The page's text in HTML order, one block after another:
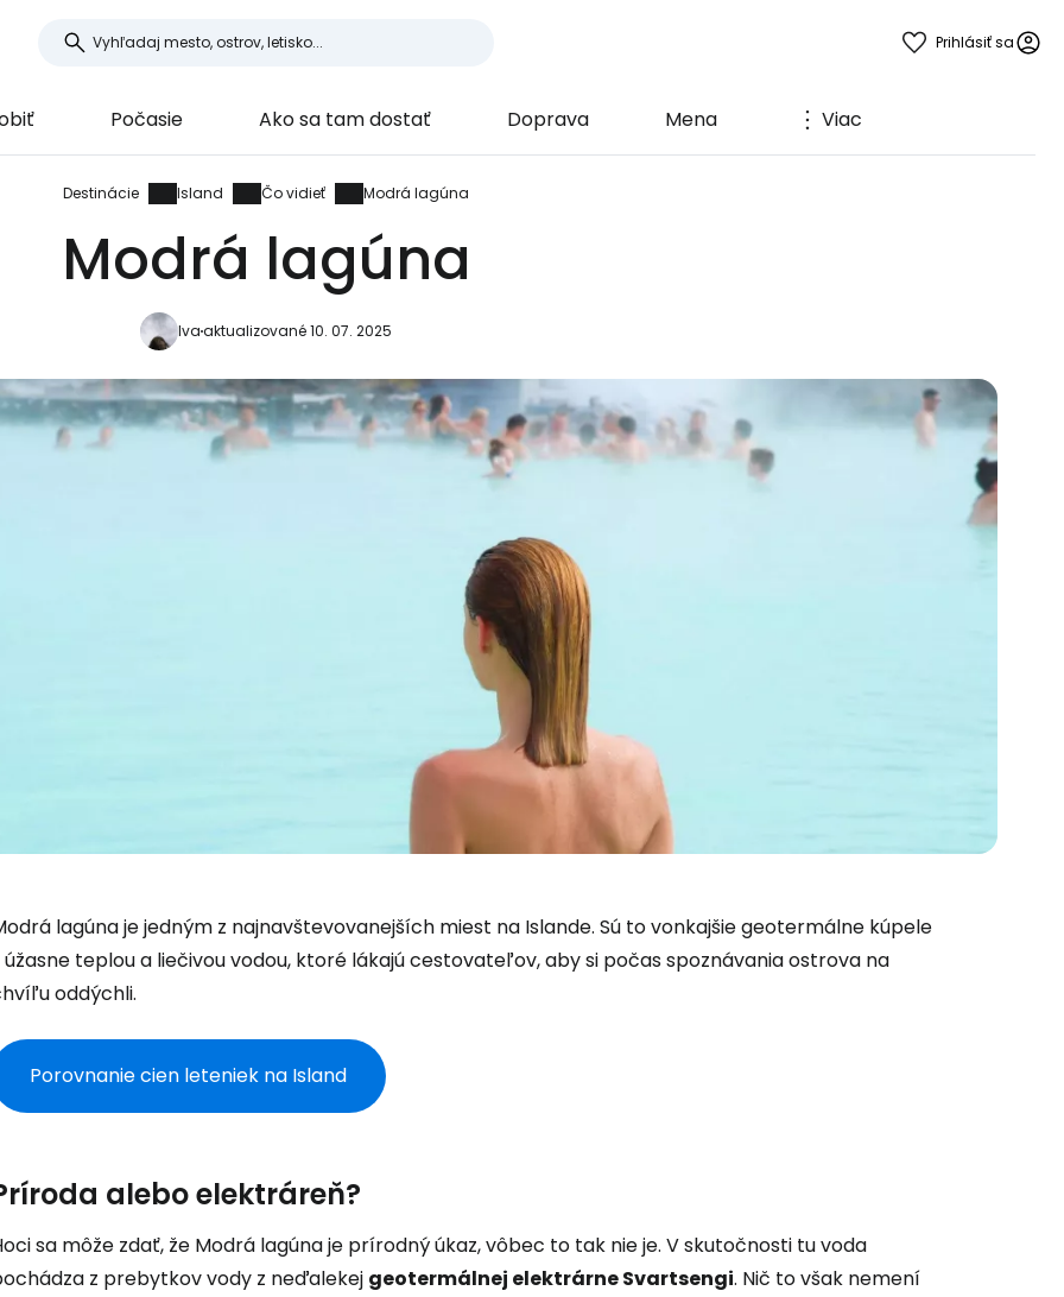
Prihlásiť sa
Počasie Ako sa tam dostať Doprava Mena Viac
Destinácie Island Čo vidieť Modrá lagúna
Modrá lagúna
Ivaaktualizované 10. 07. 2025
lagúna je jedným z najnavštevovanejších miest na Islande. Sú to vonkajšie geotermálne kúpele
úžasne teplou a liečivou vodou, ktoré lákajú cestovateľov, aby si počas spoznávania ostrova na
oddýchli.
Porovnanie cien leteniek na Island
alebo elektráreň?
sa môže zdať, že Modrá lagúna je prírodný úkaz, vôbec to tak nie je. V skutočnosti tu voda
z prebytkov vody z neďalekej geotermálnej elektrárne Svartsengi. Nič to však nemení